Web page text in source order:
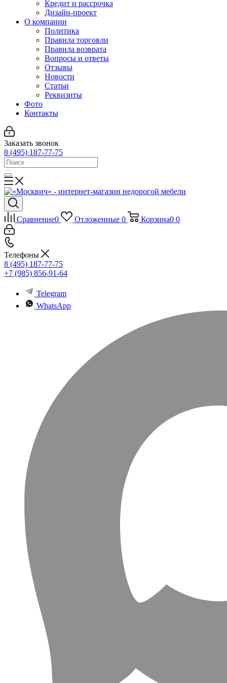
Кредит и рассрочка
Дизайн-проект
О компании
Политика
Правила торговли
Правила возврата
Вопросы и ответы
Отзывы
Новости
Статьи
Реквизиты
Фото
Контакты
Заказать звонок
8 (495) 187-77-75
Сравнение0 Отложенные 0 Корзина0 0
Телефоны
8 (495) 187-77-75
+7 (985) 856-91-64
Telegram
WhatsApp